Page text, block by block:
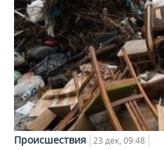
Происшествия 23 дек, 09:48